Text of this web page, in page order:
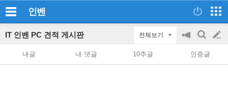
인벤
IT 인벤 PC 견적 게시판 전체보기
공
on/off
검
색
글
쓰
내글 내 댓글 10추글 인증글